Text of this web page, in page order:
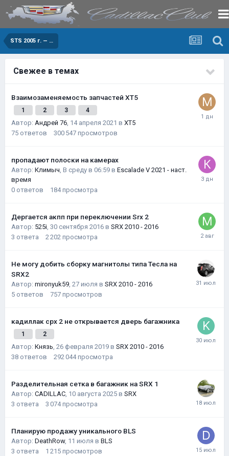
STS 2005 г. — …
Свежее в темах
Взаимозаменяемость запчастей XT5
1 2 3 4
Автор: Андрей 76, 14 апреля 2021 в XT5
75 ответов 300 547 просмотров
пропадают полоски на камерах
Автор: Климыч, В среду в 06:59 в Escalade V 2021 - наст.
время
0 ответов 184 просмотра
Дергается акпп при переключении Srx 2
Автор: 525i, 30 сентября 2016 в SRX 2010 - 2016
3 ответа 2 202 просмотра
Не могу добить сборку магнитолы типа Тесла на
SRX2
Автор: mironyuk59, 27 июля в SRX 2010 - 2016
5 ответов 757 просмотров
кадиллак срх 2 не открывается дверь багажника
1 2
Автор: Князь, 26 февраля 2019 в SRX 2010 - 2016
38 ответов 292 044 просмотра
Разделительная сетка в багажник на SRX 1
Автор: CADILLAC, 10 августа 2025 в SRX
3 ответа 3 074 просмотра
Планирую продажу уникального BLS
Автор: DeathRow, 11 июля в BLS
3 ответа 1 215 просмотров